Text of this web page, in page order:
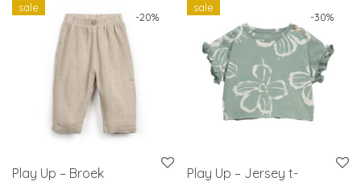
-20%
sale
Play Up – Broek
-30%
sale
Play Up – Jersey t-